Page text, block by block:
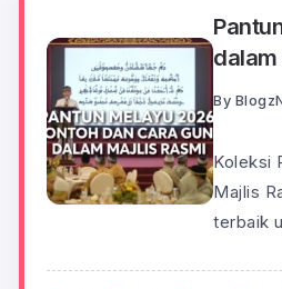
By Blogz
Koleksi
Majlis
terbaik